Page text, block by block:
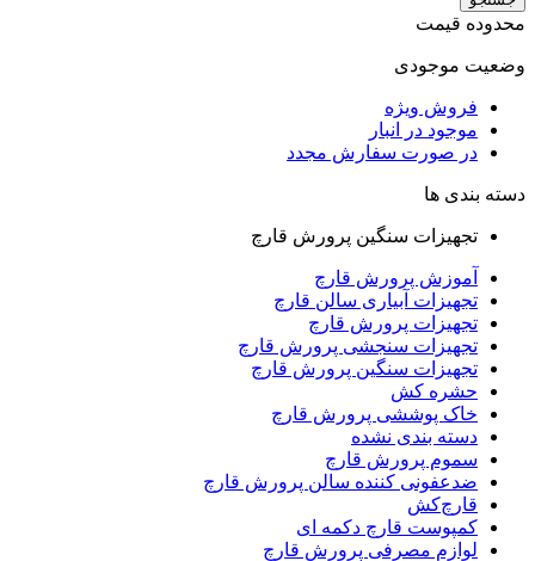
محدوده قیمت
وضعیت موجودی
فروش ویژه
موجود در انبار
در صورت سفارش مجدد
دسته بندی ها
تجهیزات سنگین پرورش قارچ
آموزش پرورش قارچ
تجهیزات آبیاری سالن قارچ
تجهیزات پرورش قارچ
تجهیزات سنجشی پرورش قارچ
تجهیزات سنگین پرورش قارچ
حشره کش
خاک پوششی پرورش قارچ
دسته بندی نشده
سموم پرورش قارچ
ضدعفونی کننده سالن پرورش قارچ
قارچ‌کش
کمپوست قارچ دکمه‌ ای
لوازم مصرفی پرورش قارچ